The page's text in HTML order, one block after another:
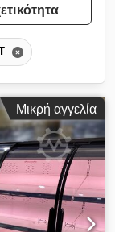
Μικρή αγγελία